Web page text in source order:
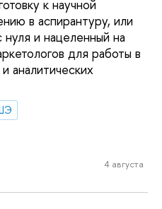
к научной
в аспирантуру, или
и нацеленный на
для работы в
аналитических
4 августа